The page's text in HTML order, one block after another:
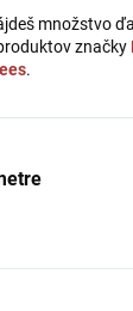
množstvo
značky
.